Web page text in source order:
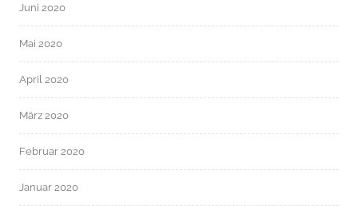
Juni 2020
Mai 2020
April 2020
März 2020
Februar 2020
Januar 2020